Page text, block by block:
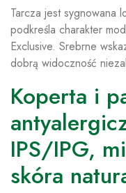
Tarcza jest sygnowana
podkreśla charakter
Exclusive. Srebrne
dobrą widoczność
Koperta i
IPS/IPG,
skóra